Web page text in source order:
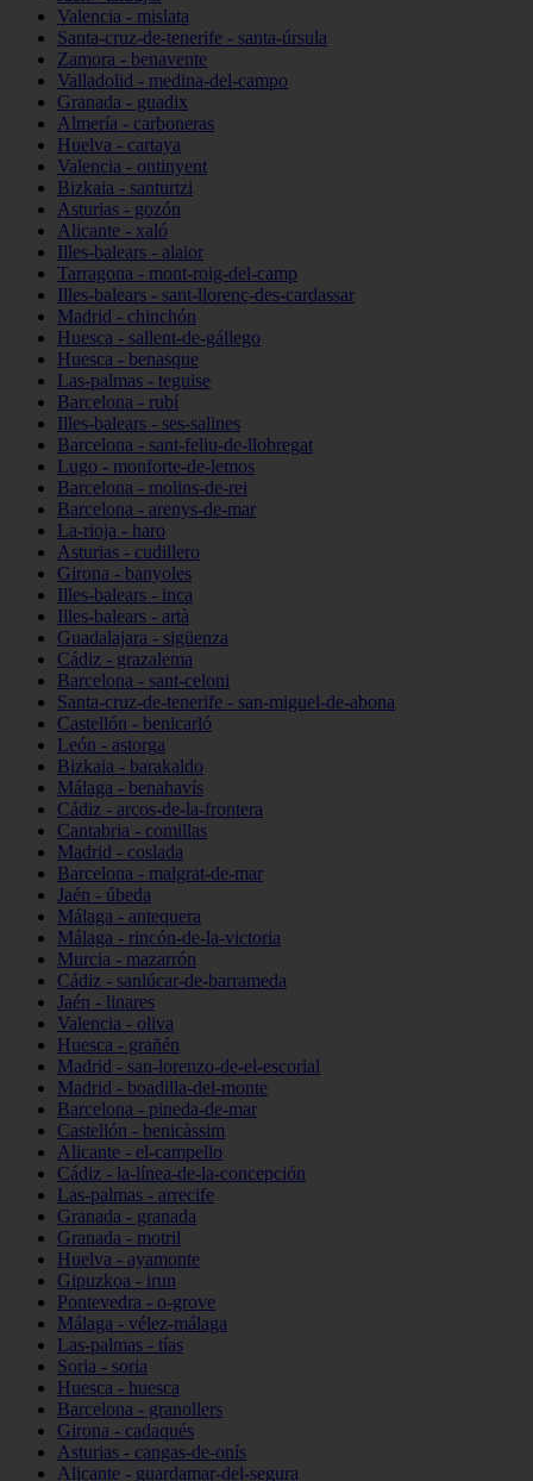
Valencia - mislata
Santa-cruz-de-tenerife - santa-úrsula
Zamora - benavente
Valladolid - medina-del-campo
Granada - guadix
Almería - carboneras
Huelva - cartaya
Valencia - ontinyent
Bizkaia - santurtzi
Asturias - gozón
Alicante - xaló
Illes-balears - alaior
Tarragona - mont-roig-del-camp
Illes-balears - sant-llorenç-des-cardassar
Madrid - chinchón
Huesca - sallent-de-gállego
Huesca - benasque
Las-palmas - teguise
Barcelona - rubí
Illes-balears - ses-salines
Barcelona - sant-feliu-de-llobregat
Lugo - monforte-de-lemos
Barcelona - molins-de-rei
Barcelona - arenys-de-mar
La-rioja - haro
Asturias - cudillero
Girona - banyoles
Illes-balears - inca
Illes-balears - artà
Guadalajara - sigüenza
Cádiz - grazalema
Barcelona - sant-celoni
Santa-cruz-de-tenerife - san-miguel-de-abona
Castellón - benicarló
León - astorga
Bizkaia - barakaldo
Málaga - benahavís
Cádiz - arcos-de-la-frontera
Cantabria - comillas
Madrid - coslada
Barcelona - malgrat-de-mar
Jaén - úbeda
Málaga - antequera
Málaga - rincón-de-la-victoria
Murcia - mazarrón
Cádiz - sanlúcar-de-barrameda
Jaén - linares
Valencia - oliva
Huesca - grañén
Madrid - san-lorenzo-de-el-escorial
Madrid - boadilla-del-monte
Barcelona - pineda-de-mar
Castellón - benicàssim
Alicante - el-campello
Cádiz - la-línea-de-la-concepción
Las-palmas - arrecife
Granada - granada
Granada - motril
Huelva - ayamonte
Gipuzkoa - irun
Pontevedra - o-grove
Málaga - vélez-málaga
Las-palmas - tías
Soria - soria
Huesca - huesca
Barcelona - granollers
Girona - cadaqués
Asturias - cangas-de-onís
Alicante - guardamar-del-segura